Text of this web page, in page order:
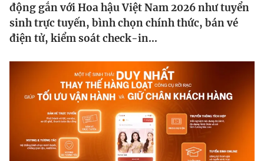
Tin tức
Thế giới đó đây
Câu chuyện quốc tế
Kinh tế
Tài chính
Góc doanh nghiệp
Truyền hình
Phim VTV
Hậu trường
Giải trí
Điện ảnh
động gắn với Hoa hậu Việt Nam 2026 như tuyển
sinh trực tuyến, bình chọn chính thức, bán vé
điện tử, kiểm soát check-in...